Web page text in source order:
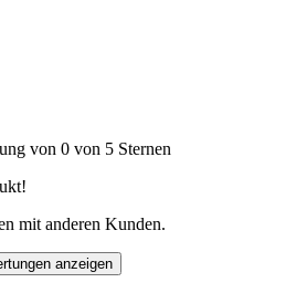
von 0 von 5 Sternen
mit anderen Kunden.
anzeigen